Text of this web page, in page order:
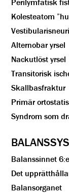
Perilymfatisk
Kolesteatom
Alternobar yrsel
Nackutlöst yrsel
Transitorisk
Skallbasfraktur
Primär
Syndrom som
Balanssinnet
Det
Balansorganet